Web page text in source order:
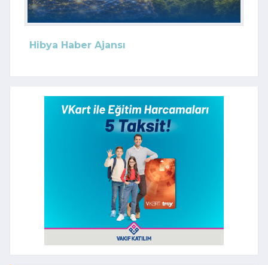
Hibya Haber Ajansı